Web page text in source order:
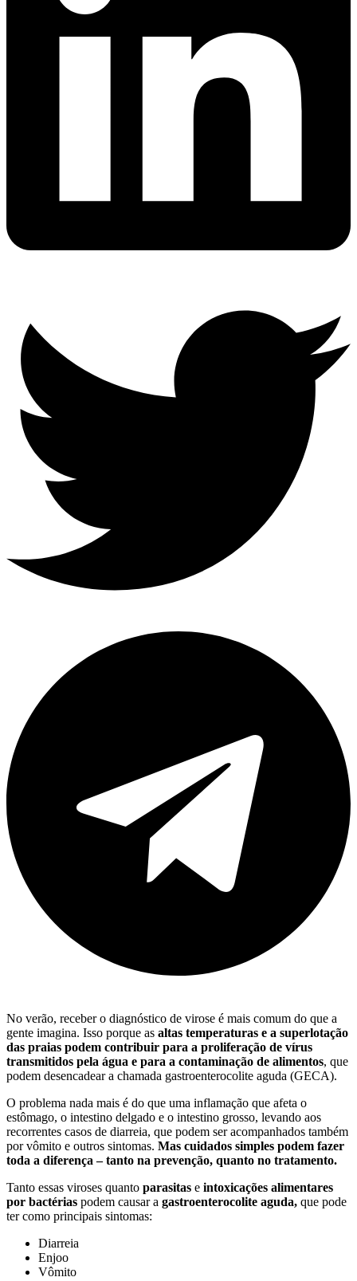
No verão, receber o diagnóstico de virose é mais comum do que a
gente imagina. Isso porque as altas temperaturas e a superlotação
das praias podem contribuir para a proliferação de vírus
transmitidos pela água e para a contaminação de alimentos, que
podem desencadear a chamada gastroenterocolite aguda (GECA).
O problema nada mais é do que uma inflamação que afeta o
estômago, o intestino delgado e o intestino grosso, levando aos
recorrentes casos de diarreia, que podem ser acompanhados também
por vômito e outros sintomas. Mas cuidados simples podem fazer
toda a diferença – tanto na prevenção, quanto no tratamento.
Tanto essas viroses quanto parasitas e intoxicações alimentares
por bactérias podem causar a gastroenterocolite aguda, que pode
ter como principais sintomas:
Diarreia
Enjoo
Vômito